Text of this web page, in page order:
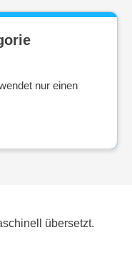
nur einen
übersetzt.